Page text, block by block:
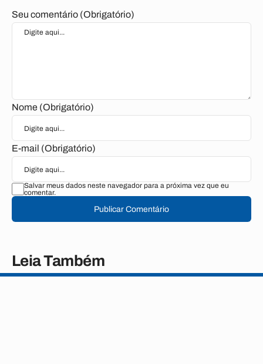
Seu comentário (Obrigatório)
Nome (Obrigatório)
E-mail (Obrigatório)
Salvar meus dados neste navegador para a próxima vez que eu
comentar.
Publicar Comentário
Leia Também